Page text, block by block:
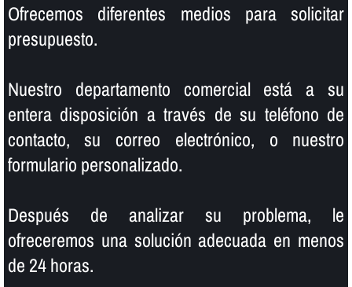
Ofrecemos diferentes medios para solicitar
presupuesto.
Nuestro departamento comercial está a su
entera disposición a través de su teléfono de
contacto, su correo electrónico, o nuestro
formulario personalizado.
Después de analizar su problema, le
ofreceremos una solución adecuada en menos
de 24 horas.